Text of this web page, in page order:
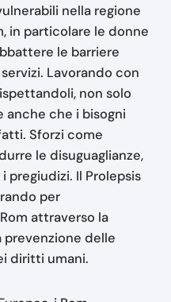
nella regione
in particolare le donne
le barriere
Lavorando con
non solo
anche che i bisogni
Sforzi come
le disuguaglianze,
pregiudizi. Il Prolepsis
per
attraverso la
prevenzione delle
diritti umani.